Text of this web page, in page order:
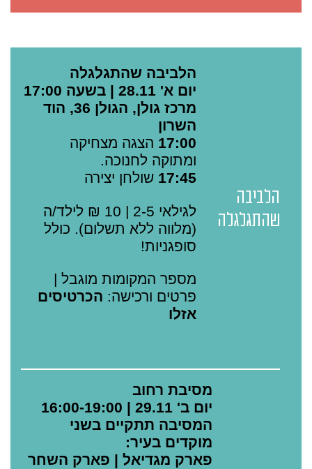
הלביבה
שהתגלגלה
הלביבה שהתגלגלה
יום א' 28.11 | בשעה 17:00
מרכז גולן, הגולן 36, הוד
השרון
17:00 הצגה מצחיקה
ומתוקה לחנוכה.
17:45 שולחן יצירה
לגילאי 2-5 | 10 ₪ לילד/ה
(מלווה ללא תשלום). כולל
סופגניות!
מספר המקומות מוגבל |
פרטים ורכישה: הכרטיסים
אזלו
מסיבת רחוב
יום ב' 29.11 | 16:00-19:00
המסיבה תתקיים בשני
מוקדים בעיר:
פארק מגדיאל | פארק השחר